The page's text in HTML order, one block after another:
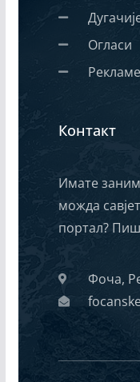
Огласи
Рекламе
Контакт
Имате
можда
портал?
Фоча,